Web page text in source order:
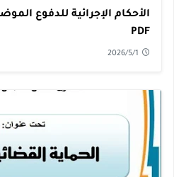
الأحكام الإجرائية للدفوع
PDF
2026/5/1